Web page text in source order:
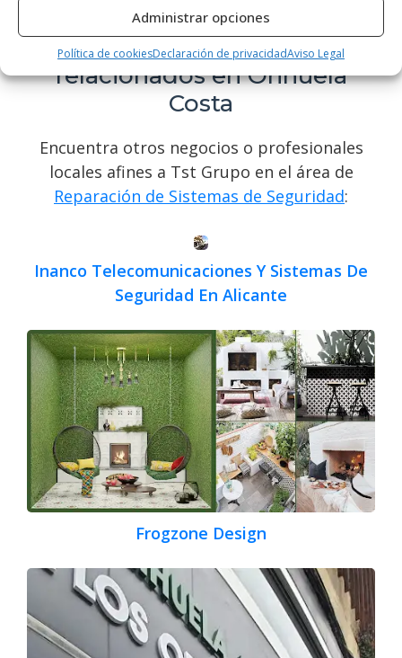
Administrar opciones
Política de cookiesDeclaración de privacidadAviso Legal
Encuentra otros negocios
relacionados en Orihuela
Costa
Encuentra otros negocios o profesionales
locales afines a Tst Grupo en el área de
Reparación de Sistemas de Seguridad:
Inanco Telecomunicaciones Y Sistemas De
Seguridad En Alicante
Frogzone Design